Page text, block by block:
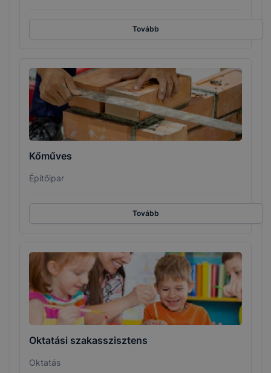
Tovább
Kőműves
Építőipar
Tovább
Oktatási szakasszisztens
Oktatás